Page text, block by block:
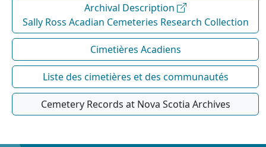
Archival Description
Sally Ross Acadian Cemeteries Research Collection
Cimetières Acadiens
Liste des cimetières et des communautés
Cemetery Records at Nova Scotia Archives